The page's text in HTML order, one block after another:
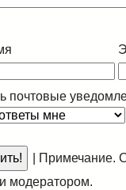
почтовые
Примечание.
модератором.